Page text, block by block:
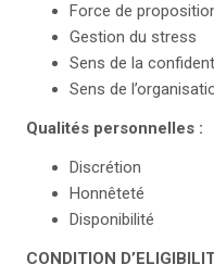
Force de
Gestion du stress
Sens de la
Sens de
Qualités personnelles :
Discrétion
Honnêteté
Disponibilité
CONDITION